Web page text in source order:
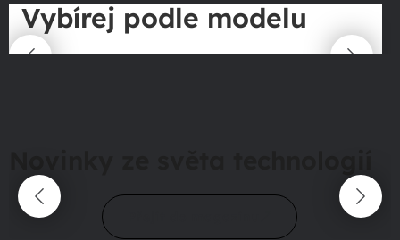
Vybírej podle modelu